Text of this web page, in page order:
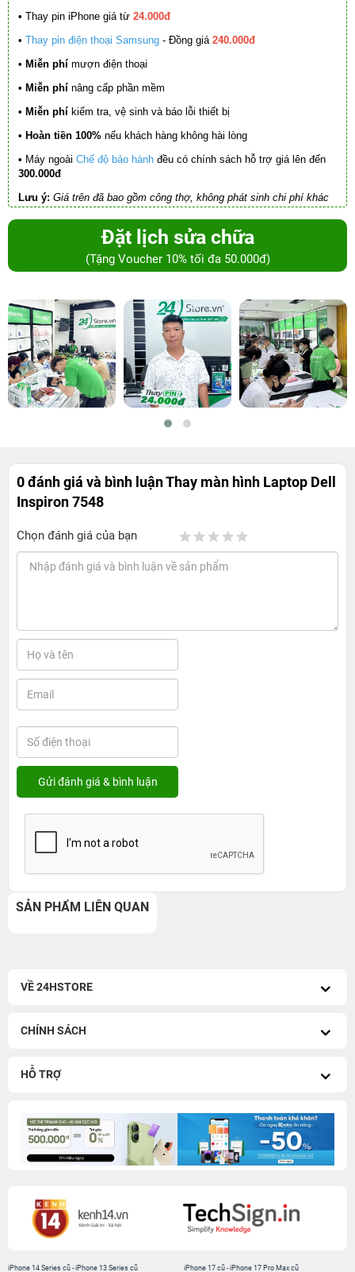
• Thay pin iPhone giá từ 24.000đ
• Thay pin điện thoại Samsung - Đồng giá 240.000đ
• Miễn phí mượn điện thoại
• Miễn phí nâng cấp phần mềm
• Miễn phí kiểm tra, vệ sinh và báo lỗi thiết bị
• Hoàn tiền 100% nếu khách hàng không hài lòng
• Máy ngoài Chế độ bảo hành đều có chính sách hỗ trợ giá lên đến
300.000đ
Lưu ý: Giá trên đã bao gồm công thợ, không phát sinh chi phí khác
Đặt lịch sửa chữa
(Tặng Voucher 10% tối đa 50.000đ)
0 đánh giá và bình luậnThay màn hình Laptop Dell
Inspiron 7548
Chọn đánh giá của bạn
SẢN PHẨM LIÊN QUAN
VỀ 24HSTORE
CHÍNH SÁCH
HỖ TRỢ
iPhone 14 Series cũ -iPhone 13 Series cũ
iPhone 17 cũ-iPhone 17 Pro Max cũ